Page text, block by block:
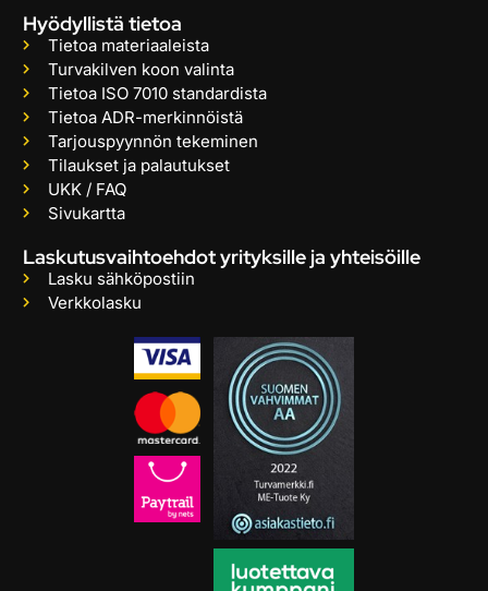
Hyödyllistä tietoa
Tietoa materiaaleista
Turvakilven koon valinta
Tietoa ISO 7010 standardista
Tietoa ADR-merkinnöistä
Tarjouspyynnön tekeminen
Tilaukset ja palautukset
UKK / FAQ
Sivukartta
Laskutusvaihtoehdot yrityksille ja yhteisöille
Lasku sähköpostiin
Verkkolasku